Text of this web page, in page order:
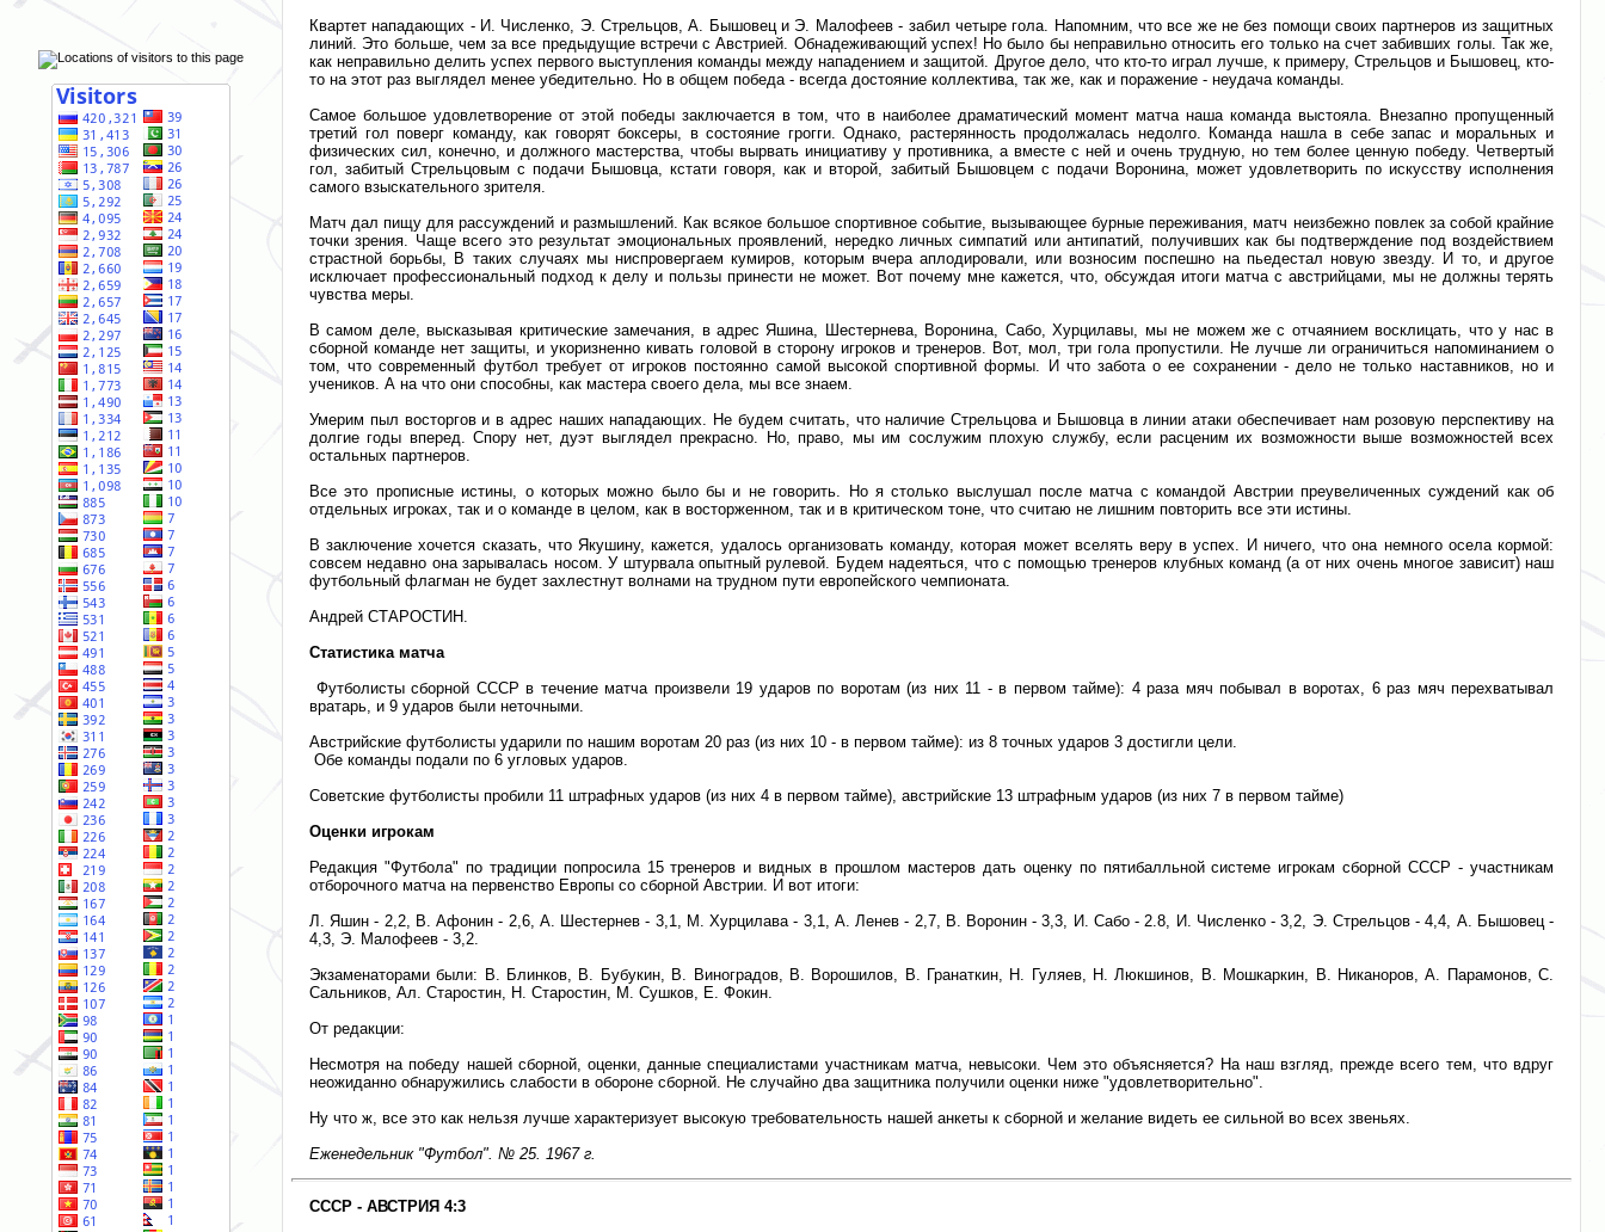
Квартет нападающих - И. Численко, Э. Стрельцов, А. Бышовец и Э. Малофеев - забил четыре гола. Напомним, что все же не без помощи своих партнеров из защитных
линий. Это больше, чем за все предыдущие встречи с Австрией. Обнадеживающий успех! Но было бы неправильно относить его только на счет забивших голы. Так же,
как неправильно делить успех первого выступления команды между нападением и защитой. Другое дело, что кто-то играл лучше, к примеру, Стрельцов и Бышовец, кто-
то на этот раз выглядел менее убедительно. Но в общем победа - всегда достояние коллектива, так же, как и поражение - неудача команды.
Самое большое удовлетворение от этой победы заключается в том, что в наиболее драматический момент матча наша команда выстояла. Внезапно пропущенный
третий гол поверг команду, как говорят боксеры, в состояние грогги. Однако, растерянность продолжалась недолго. Команда нашла в себе запас и моральных и
физических сил, конечно, и должного мастерства, чтобы вырвать инициативу у противника, а вместе с ней и очень трудную, но тем более ценную победу. Четвертый
гол, забитый Стрельцовым с подачи Бышовца, кстати говоря, как и второй, забитый Бышовцем с подачи Воронина, может удовлетворить по искусству исполнения
самого взыскательного зрителя.
Матч дал пищу для рассуждений и размышлений. Как всякое большое спортивное событие, вызывающее бурные переживания, матч неизбежно повлек за собой крайние
точки зрения. Чаще всего это результат эмоциональных проявлений, нередко личных симпатий или антипатий, получивших как бы подтверждение под воздействием
страстной борьбы, В таких случаях мы ниспровергаем кумиров, которым вчера аплодировали, или возносим поспешно на пьедестал новую звезду. И то, и другое
исключает профессиональный подход к делу и пользы принести не может. Вот почему мне кажется, что, обсуждая итоги матча с австрийцами, мы не должны терять
чувства меры.
В самом деле, высказывая критические замечания, в адрес Яшина, Шестернева, Воронина, Сабо, Хурцилавы, мы не можем же с отчаянием восклицать, что у нас в
сборной команде нет защиты, и укоризненно кивать головой в сторону игроков и тренеров. Вот, мол, три гола пропустили. Не лучше ли ограничиться напоминанием о
том, что современный футбол требует от игроков постоянно самой высокой спортивной формы. И что забота о ее сохранении - дело не только наставников, но и
учеников. А на что они способны, как мастера своего дела, мы все знаем.
Умерим пыл восторгов и в адрес наших нападающих. Не будем считать, что наличие Стрельцова и Бышовца в линии атаки обеспечивает нам розовую перспективу на
долгие годы вперед. Спору нет, дуэт выглядел прекрасно. Но, право, мы им сослужим плохую службу, если расценим их возможности выше возможностей всех
остальных партнеров.
Все это прописные истины, о которых можно было бы и не говорить. Но я столько выслушал после матча с командой Австрии преувеличенных суждений как об
отдельных игроках, так и о команде в целом, как в восторженном, так и в критическом тоне, что считаю не лишним повторить все эти истины.
В заключение хочется сказать, что Якушину, кажется, удалось организовать команду, которая может вселять веру в успех. И ничего, что она немного осела кормой:
совсем недавно она зарывалась носом. У штурвала опытный рулевой. Будем надеяться, что с помощью тренеров клубных команд (а от них очень многое зависит) наш
футбольный флагман не будет захлестнут волнами на трудном пути европейского чемпионата.
Андрей СТАРОСТИН.
Статистика матча
Футболисты сборной СССР в течение матча произвели 19 ударов по воротам (из них 11 - в первом тайме): 4 раза мяч побывал в воротах, 6 раз мяч перехватывал
вратарь, и 9 ударов были неточными.
Австрийские футболисты ударили по нашим воротам 20 раз (из них 10 - в первом тайме): из 8 точных ударов 3 достигли цели.
Обе команды подали по 6 угловых ударов.
Советские футболисты пробили 11 штрафных ударов (из них 4 в первом тайме), австрийские 13 штрафным ударов (из них 7 в первом тайме)
Оценки игрокам
Редакция "Футбола" по традиции попросила 15 тренеров и видных в прошлом мастеров дать оценку по пятибалльной системе игрокам сборной СССР - участникам
отборочного матча на первенство Европы со сборной Австрии. И вот итоги:
Л. Яшин - 2,2, В. Афонин - 2,6, А. Шестернев - 3,1, М. Хурцилава - 3,1, А. Ленев - 2,7, В. Воронин - 3,3, И. Сабо - 2.8, И. Численко - 3,2, Э. Стрельцов - 4,4, А. Бышовец -
4,3, Э. Малофеев - 3,2.
Экзаменаторами были: В. Блинков, В. Бубукин, В. Виноградов, В. Ворошилов, В. Гранаткин, Н. Гуляев, Н. Люкшинов, В. Мошкаркин, В. Никаноров, А. Парамонов, С.
Сальников, Ал. Старостин, Н. Старостин, М. Сушков, Е. Фокин.
От редакции:
Несмотря на победу нашей сборной, оценки, данные специалистами участникам матча, невысоки. Чем это объясняется? На наш взгляд, прежде всего тем, что вдруг
неожиданно обнаружились слабости в обороне сборной. Не случайно два защитника получили оценки ниже "удовлетворительно".
Ну что ж, все это как нельзя лучше характеризует высокую требовательность нашей анкеты к сборной и желание видеть ее сильной во всех звеньях.
Еженедельник "Футбол". № 25. 1967 г.
СССР - АВСТРИЯ 4:3